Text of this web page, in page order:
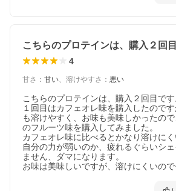
4
甘さ ： 甘い、 溶けやすさ ： 悪い
こちらのプロテインは、購入２回目です
１回目はカフェオレ味を購入したので
も溶けやすく、お味も美味しかったの
のフルーツ味を購入してみました。
カフェオレ味に比べるとかなり溶けにく
自分の力が弱いのか、疲れるぐらいシ
ません、ダマになります。
お味は美味しいですが、溶けにくいので